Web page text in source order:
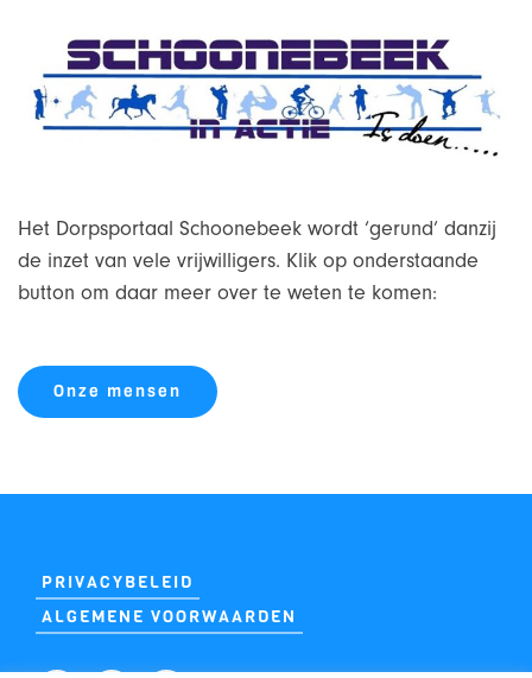
Het Dorpsportaal Schoonebeek wordt ‘gerund’ danzij
de inzet van vele vrijwilligers. Klik op onderstaande
button om daar meer over te weten te komen:
Onze mensen
PRIVACYBELEID
ALGEMENE VOORWAARDEN